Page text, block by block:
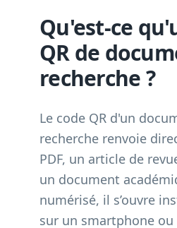
Qu'est-ce
QR de
recherche ?
Le code QR d'un
recherche renvoie
PDF, un article de
un document
numérisé, il s’ouvre
sur un smartphone